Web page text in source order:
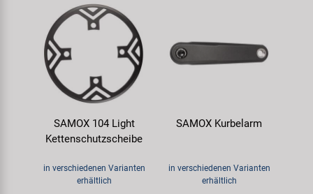
SAMOX 104 Light
Kettenschutzscheibe
in verschiedenen Varianten
erhältlich
SAMOX Kurbelarm
in verschiedenen Varianten
erhältlich